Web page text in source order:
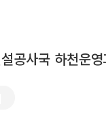
공사국 하천운